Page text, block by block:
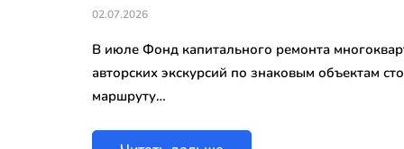
02.07.2026
В июле Фонд капитального ремонта
авторских экскурсий по знаковым объектам
маршруту…